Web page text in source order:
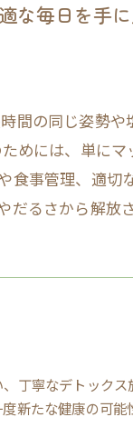
な毎日を手
間の同じ姿勢
めには、単に
事管理、適
るさから解放
丁寧なデトック
新たな健康の可能